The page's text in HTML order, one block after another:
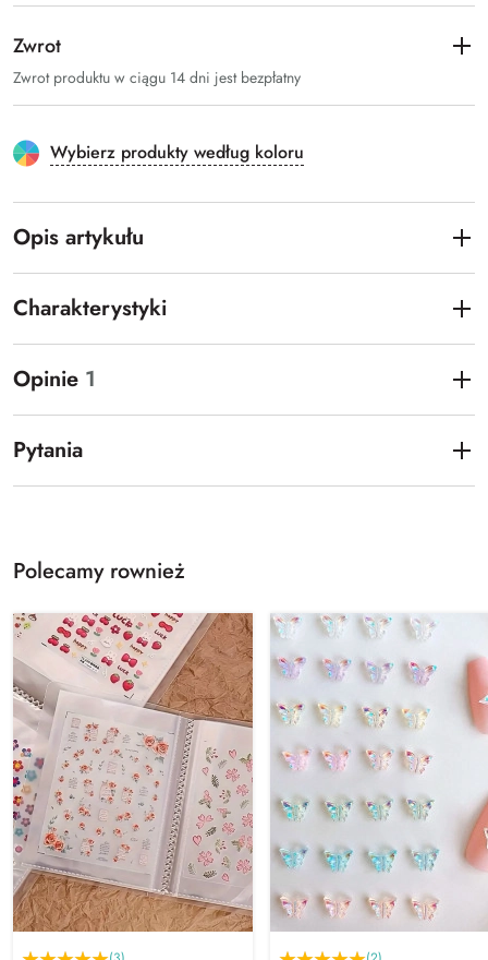
Zwrot
Zwrot produktu w ciągu 14 dni jest bezpłatny
Wybierz produkty według koloru
Opis artykułu
Charakterystyki
Opinie 1
Pytania
Polecamy rownież